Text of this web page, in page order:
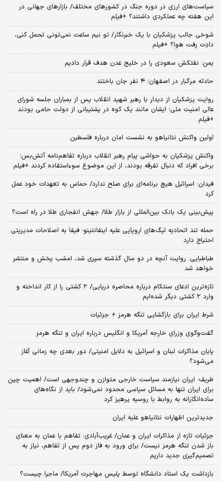
سیاست‌های ارزی در دوره جنگ در کشورهای مختلف/ بازارهای جهانی در
این هفته چه عملکردی داشتند؟ +فیلم
شوخی جالب پزشکیان با یک خبرنگار/ تو نیم ساعت نمی‌تونی تحمل کنی،
دادِت رفت هوا؟ +فیلم
یمن: نفتکش سعودی را در خلیج عدن هدف قرار دادیم
حادثه مرگبار در اصفهان؛ ۴ نفر جان باختند
روایت پزشکیان از دیدار با رهبر شهید انقلاب پس از بمباران جلسه شورای
عالی امنیت ملی؛ ایشان مانند یک کوه در پشتیبانی از دولت حامی بودند
+فیلم
اولین واکنش نتانیاهو به نشست امان درباره فلسطین
واکنش پزشکیان به حواشی پیام رهبر انقلاب درباره تفاهم‌نامه آتش‌بس؛
برخی افراد که دنبال تفرقه بودند، از این موضوع سوءاستفاده کردند +فیلم
فیدان: اسرائیل هیچ برنامه‌ای برای صلح ندارد/ حماس به تعهدات خود عمل
کرد
پیش‌بینی یک بانک بین‌المللی از بازار طلا/ جهش انفجاری طلا در راه است؟
حمله تند اتحادیه لیگ‌های اروپایی علیه اینفانتینو: فیفا به اصلاحات مدیریتی
احتیاج دارد
طباطبایی: روایت آنچه در دو سال گذشته سپری شد، امشب پخش و منتشر
خواهد شد
تازه‌ترین ادعای سنتکام درباره محاصره دریایی/ ۲ کشتی را از کار انداخته و
وارد ۲ کشتی دیگر شده‌ایم
شرط ایران برای بازگشایی تنگه هرمز + جزئیات
گفت‌وگوی وزرای خارجه آمریکا و انگلیس درباره ایران و تنگه هرمز
پایان مذاکرات لبنان و اسرائیل به دلایل امنیتی/ دور بعدی چه زمانی آغاز
می‌شود؟
ظریف: ایران نیازمند سیاست خارجی متوازن و چندوجهی است/ اهمیت چین
برای ایران تنها به مسائل سیاسی محدود نمی‌شود/ باید از نگاه‌های
ساده‌انگارانه به روابط با روسیه پرهیز کرد
جدیدترین اظهارات نتانیاهو علیه ایران
جزئیات تازه از مذاکرات ایران و عمان/ غریب‌آبادی: تفاهم با عمان به معنای
باز شدن تنگه هرمز نیست/ برای ورود به فاز دوم پس از تفاهم، نیاز به
تصمیم‌گیری جدید داریم
بازداشت یک استاد دانشگاه توسط پلیس مهاجرت آمریکا/ ماجرا چیست؟